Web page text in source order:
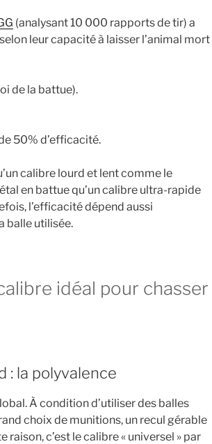
(analysant 10 000 rapports de tir) a
leur capacité à laisser l’animal mort
de la battue).
50% d’efficacité.
calibre lourd et lent comme le
en battue qu’un calibre ultra-rapide
l’efficacité dépend aussi
balle utilisée.
idéal pour chasser
: la polyvalence
À condition d’utiliser des balles
choix de munitions, un recul gérable
c’est le calibre « universel » par